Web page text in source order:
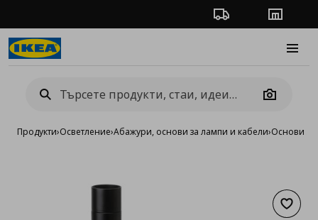
Проследяване на
Camera
Продукти›Осветление›Абажури, основи за лампи и кабели›Основи